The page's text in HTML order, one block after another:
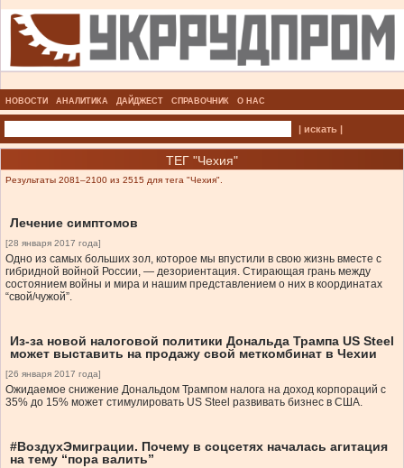
НОВОСТИ АНАЛИТИКА ДАЙДЖЕСТ СПРАВОЧНИК О НАС
| искать |
ТЕГ "Чехия"
Результаты 2081–2100 из 2515 для тега "Чехия".
Лечение симптомов
[28 января 2017 года]
Одно из самых больших зол, которое мы впустили в свою жизнь вместе с
гибридной войной России, — дезориентация. Стирающая грань между
состоянием войны и мира и нашим представлением о них в координатах
“свой/чужой”.
Из-за новой налоговой политики Дональда Трампа US Steel
может выставить на продажу свой меткомбинат в Чехии
[26 января 2017 года]
Ожидаемое снижение Дональдом Трампом налога на доход корпораций с
35% до 15% может стимулировать US Steel развивать бизнес в США.
#ВоздухЭмиграции. Почему в соцсетях началась агитация
на тему “пора валить”